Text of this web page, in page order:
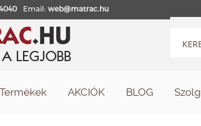
Email: web@matrac.hu
Termékek AKCIÓK BLOG